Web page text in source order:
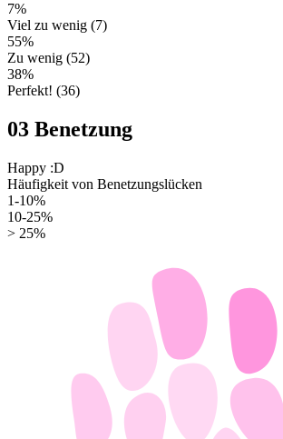
7%
Viel zu wenig (7)
55%
Zu wenig (52)
38%
Perfekt! (36)
03 Benetzung
Happy :D
Häufigkeit von Benetzungslücken
1-10%
10-25%
> 25%